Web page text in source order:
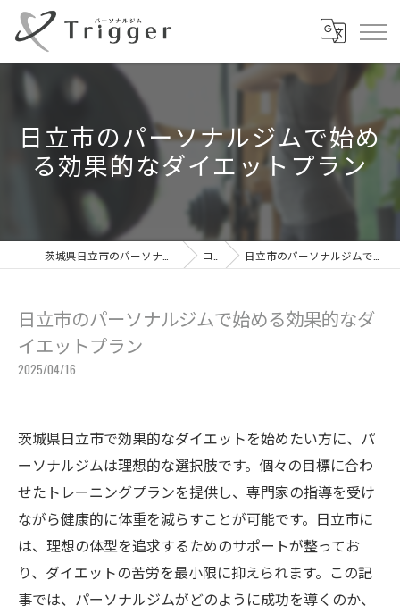
日立市のパーソナルジムで始め
る効果的なダイエットプラン
コラム 日立市のパーソナルジムで始める効果的なダイエットプラン
日立市のパーソナルジムで始める効果的なダ
イエットプラン
2025/04/16
茨城県日立市で効果的なダイエットを始めたい方に、パ
ーソナルジムは理想的な選択肢です。個々の目標に合わ
せたトレーニングプランを提供し、専門家の指導を受け
ながら健康的に体重を減らすことが可能です。日立市に
は、理想の体型を追求するためのサポートが整ってお
り、ダイエットの苦労を最小限に抑えられます。この記
事では、パーソナルジムがどのように成功を導くのか、